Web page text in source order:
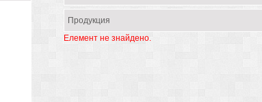
Продукция
Елемент не знайдено.